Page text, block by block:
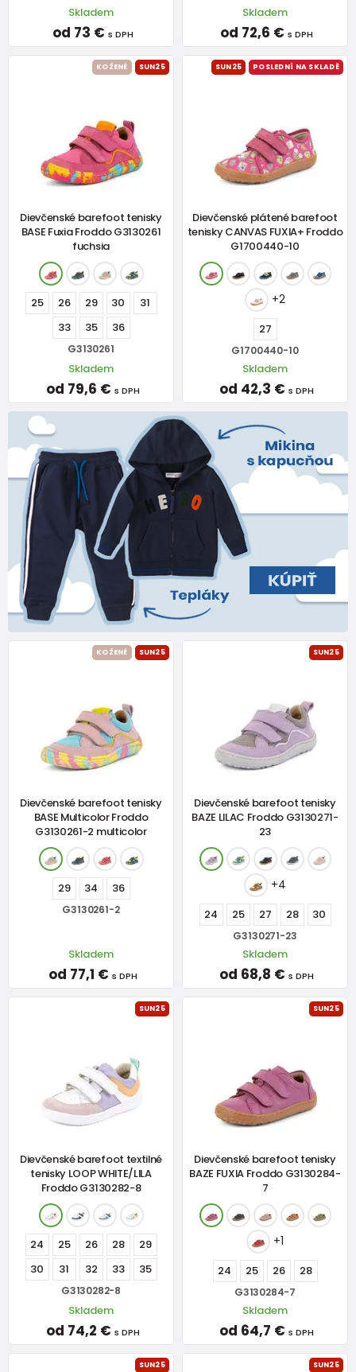
Skladem
od 73 € s DPH
Skladem
od 72,6 € s DPH
KOŽENÉ SUN25
Dievčenské barefoot tenisky
BASE Fuxia Froddo G3130261
fuchsia
25 26 29 30
31
33
35 36
G3130261
Skladem
od 79,6 € s DPH
SUN25 POSLEDNÍ NA SKLADĚ
Dievčenské plátené barefoot
tenisky CANVAS FUXIA+ Froddo
G1700440-10
+2
27
G1700440-10
Skladem
od 42,3 € s DPH
KOŽENÉ SUN25
Dievčenské barefoot tenisky
BASE Multicolor Froddo
G3130261-2 multicolor
29 34 36
G3130261-2
Skladem
od 77,1 € s DPH
SUN25
Dievčenské barefoot tenisky
BAZE LILAC Froddo G3130271-
23
+4
24 25 27 28 30
G3130271-23
Skladem
od 68,8 € s DPH
SUN25
Dievčenské barefoot textilné
tenisky LOOP WHITE/LILA
Froddo G3130282-8
24 25 26 28
29
30
31 32 33 35
G3130282-8
Skladem
od 74,2 € s DPH
SUN25
Dievčenské barefoot tenisky
BAZE FUXIA Froddo G3130284-
7
+1
24 25 26 28
G3130284-7
Skladem
od 64,7 € s DPH
SUN25 SUN25